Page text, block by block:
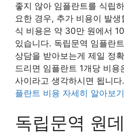
좋지 않아 임플란트를 식립
요한 경우, 추가 비용이 발
식 비용은 약 30만 원에서
있습니다. 독립문역 임플란
상담을 받아보는게 제일 정
드리면 임플란트 1개당 비
사이라고 생각하시면 됩니
플란트 비용 자세히 알아보기
독립문역 원